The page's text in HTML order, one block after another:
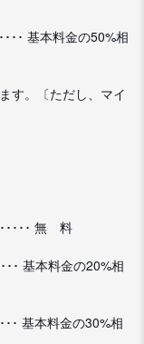
･･･ 基本料金の50%相
す。〔ただし、マイ
･････ 無 料
･･ 基本料金の20%相
･･ 基本料金の30%相